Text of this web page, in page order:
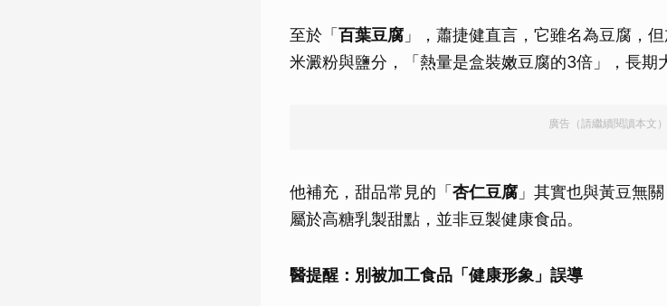
至於「 百葉豆腐 」，蕭捷健直言，它雖名為豆腐，
米澱粉與鹽分，「熱量是盒裝嫩豆腐的3倍」，長期
廣告（請繼續閱讀本文）
他補充，甜品常見的「 杏仁豆腐 」其實也與黃豆無
屬於高糖乳製甜點，並非豆製健康食品。
醫提醒：別被加工食品「健康形象」誤導